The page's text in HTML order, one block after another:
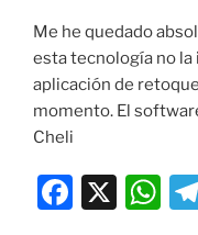
Me he quedado
esta tecnología no
aplicación de
momento. El
Cheli
F
X
W